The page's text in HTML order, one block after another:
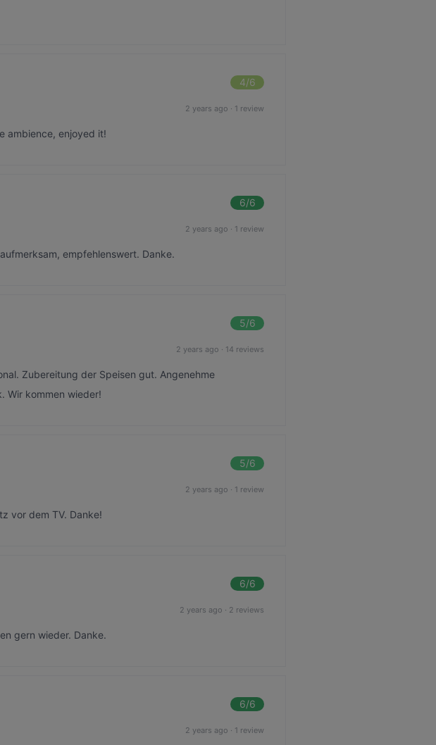
4/6
2 years ago · 1 review
ambience, enjoyed it!
6/6
2 years ago · 1 review
empfehlenswert. Danke.
5/6
2 years ago · 14 reviews
Zubereitung der Speisen gut. Angenehme
Wir kommen wieder!
5/6
2 years ago · 1 review
vor dem TV. Danke!
6/6
2 years ago · 2 reviews
gern wieder. Danke.
6/6
2 years ago · 1 review